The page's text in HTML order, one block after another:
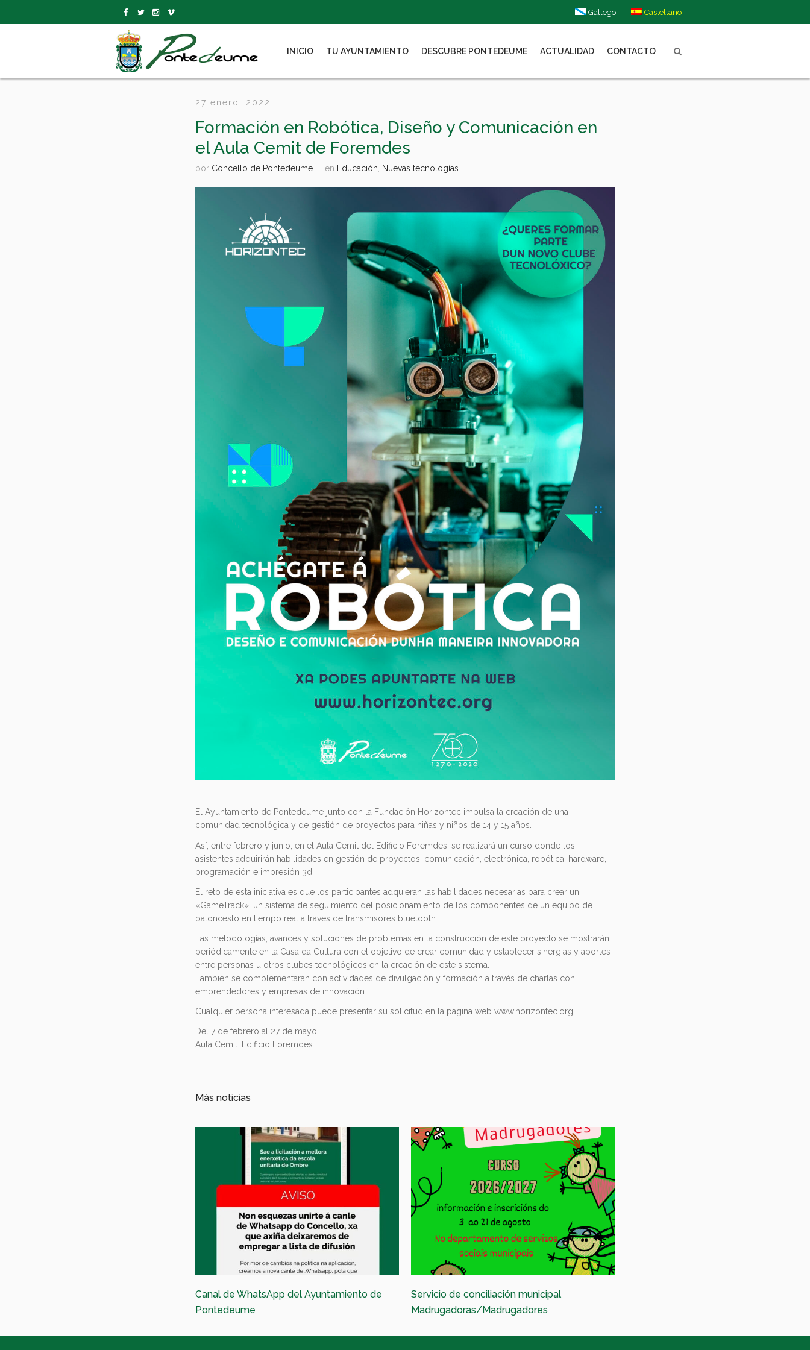
Gallego Castellano
INICIO TU AYUNTAMIENTO DESCUBRE PONTEDEUME ACTUALIDAD CONTACTO
27 enero, 2022
Formación en Robótica, Diseño y Comunicación en
el Aula Cemit de Foremdes
por Concello de Pontedeume en Educación Nuevas tecnologías
El Ayuntamiento de Pontedeume junto con la Fundación Horizontec impulsa la creación de una
comunidad tecnológica y de gestión de proyectos para niñas y niños de 14 y 15 años.
Así, entre febrero y junio, en el Aula Cemit del Edificio Foremdes, se realizará un curso donde los
asistentes adquirirán habilidades en gestión de proyectos, comunicación, electrónica, robótica, hardware,
programación e impresión 3d.
El reto de esta iniciativa es que los participantes adquieran las habilidades necesarias para crear un
«GameTrack», un sistema de seguimiento del posicionamiento de los componentes de un equipo de
baloncesto en tiempo real a través de transmisores bluetooth.
Las metodologías, avances y soluciones de problemas en la construcción de este proyecto se mostrarán
periódicamente en la Casa da Cultura con el objetivo de crear comunidad y establecer sinergias y aportes
entre personas u otros clubes tecnológicos en la creación de este sistema.
También se complementarán con actividades de divulgación y formación a través de charlas con
emprendedores y empresas de innovación.
Cualquier persona interesada puede presentar su solicitud en la página web www.horizontec.org
Del 7 de febrero al 27 de mayo
Aula Cemit. Edificio Foremdes.
Más noticias
Canal de WhatsApp del Ayuntamiento de
Pontedeume
Servicio de conciliación municipal
Madrugadoras/Madrugadores